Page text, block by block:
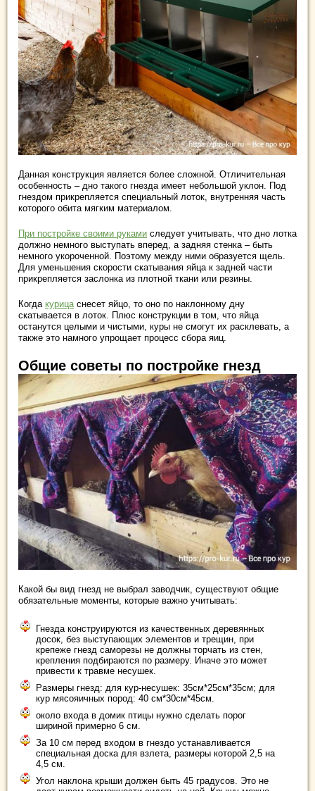
Данная конструкция является более сложной. Отличительная
особенность – дно такого гнезда имеет небольшой уклон. Под
гнездом прикрепляется специальный лоток, внутренняя часть
которого обита мягким материалом.
При постройке своими руками следует учитывать, что дно лотка
должно немного выступать вперед, а задняя стенка – быть
немного укороченной. Поэтому между ними образуется щель.
Для уменьшения скорости скатывания яйца к задней части
прикрепляется заслонка из плотной ткани или резины.
Когда курица снесет яйцо, то оно по наклонному дну
скатывается в лоток. Плюс конструкции в том, что яйца
останутся целыми и чистыми, куры не смогут их расклевать, а
также это намного упрощает процесс сбора яиц.
Общие советы по постройке гнезд
Какой бы вид гнезд не выбрал заводчик, существуют общие
обязательные моменты, которые важно учитывать:
Гнезда конструируются из качественных деревянных
досок, без выступающих элементов и трещин, при
крепеже гнезд саморезы не должны торчать из стен,
крепления подбираются по размеру. Иначе это может
привести к травме несушек.
Размеры гнезд: для кур-несушек: 35см*25см*35см; для
кур мясояичных пород: 40 см*30см*45см.
около входа в домик птицы нужно сделать порог
шириной примерно 6 см.
За 10 см перед входом в гнездо устанавливается
специальная доска для взлета, размеры которой 2,5 на
4,5 см.
Угол наклона крыши должен быть 45 градусов. Это не